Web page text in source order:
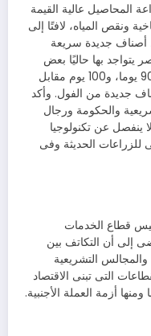
المحاصيل عالية القيمة
ونقص المياه، لافتًا إلى
أصناف جديدة سريعة
يتواجد بها حاليًا بعض
أصناف الأرز تحصد بعد 85 يوما، وأخرى 90 يوما، و100 يوم مقابل
جديدة من الفول. وأكد
والحكومة ورجال
ينفصل عن تكنولوجيا
الحديثة وفى
قطاع الخدمات
إلى أن التكاتف بين
والمجالس التشريعية
التى تبنى الاقتصاد
أزمة العملة الأجنبية.